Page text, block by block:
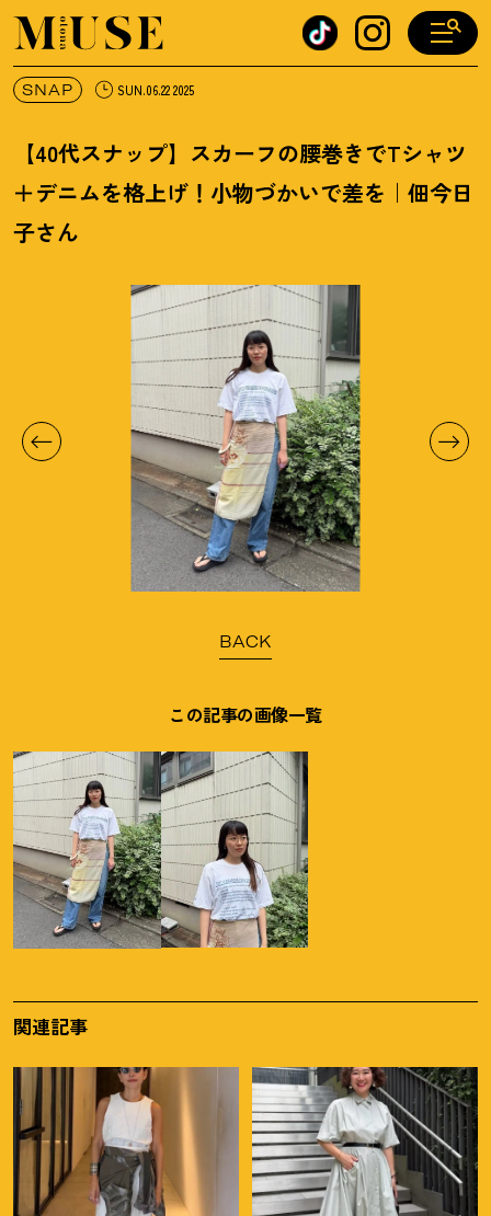
オトナミューズ ウェブ
SNAP SUN.06.22 2025
【40代スナップ】スカーフの腰巻きでTシャツ
＋デニムを格上げ ！ 小物づかいで差を｜佃今日
子さん
BACK
この記事の画像一覧
関連記事